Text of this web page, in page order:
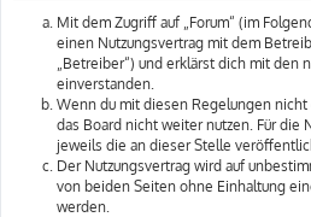
Mit dem Zugriff auf „Forum“ (im
einen Nutzungsvertrag mit dem
„Betreiber“) und erklärst dich mit
einverstanden.
Wenn du mit diesen Regelungen
das Board nicht weiter nutzen. Für die
jeweils die an dieser Stelle
Der Nutzungsvertrag wird auf
von beiden Seiten ohne Einhaltung
werden.